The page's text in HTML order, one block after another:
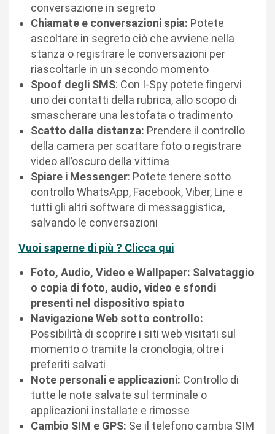
conversazione in segreto
Chiamate e conversazioni spia: Potete
ascoltare in segreto ciò che avviene nella
stanza o registrare le conversazioni per
riascoltarle in un secondo momento
Spoof degli SMS: Con I-Spy potete fingervi
uno dei contatti della rubrica, allo scopo di
smascherare una lestofata o tradimento
Scatto dalla distanza: Prendere il controllo
della camera per scattare foto o registrare
video all’oscuro della vittima
Spiare i Messenger: Potete tenere sotto
controllo WhatsApp, Facebook, Viber, Line e
tutti gli altri software di messaggistica,
salvando le conversazioni
Vuoi saperne di più ? Clicca qui
Foto, Audio, Video e Wallpaper: Salvataggio
o copia di foto, audio, video e sfondi
presenti nel dispositivo spiato
Navigazione Web sotto controllo:
Possibilità di scoprire i siti web visitati sul
momento o tramite la cronologia, oltre i
preferiti salvati
Note personali e applicazioni: Controllo di
tutte le note salvate sul terminale o
applicazioni installate e rimosse
Cambio SIM e GPS: Se il telefono cambia SIM